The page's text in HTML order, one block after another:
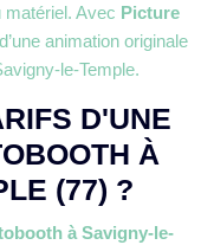
matériel. Avec Picture
animation originale
le-Temple.
D'UNE
À
(77) ?
à Savigny-le-